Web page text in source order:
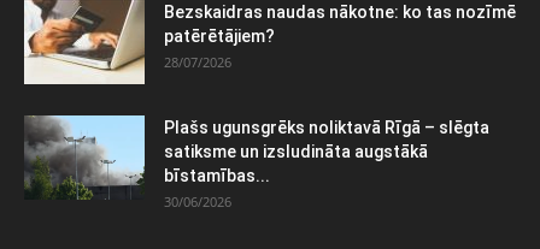
Bezskaidras naudas nākotne: ko tas nozīmē
patērētājiem?
28/07/2026
Plašs ugunsgrēks noliktavā Rīgā – slēgta
satiksme un izsludināta augstākā
bīstamības...
30/06/2026